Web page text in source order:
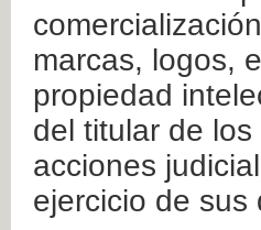
marcas, logos,
propiedad
del titular de
acciones
ejercicio de sus